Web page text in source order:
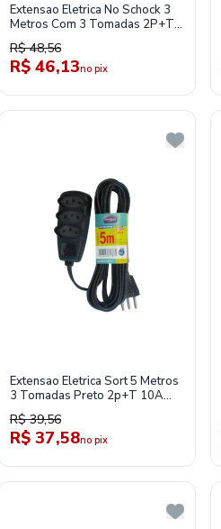
Extensao Eletrica No Schock 3
Metros Com 3 Tomadas 2P+T
250V 10A Gelo-Daneva
R$ 48,56
R$ 46,13no pix
Extensao Eletrica Sort 5 Metros
3 Tomadas Preto 2p+T 10A
250V-Daneva
R$ 39,56
R$ 37,58no pix